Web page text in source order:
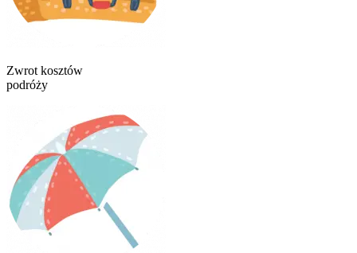
Zwrot kosztów
podróży